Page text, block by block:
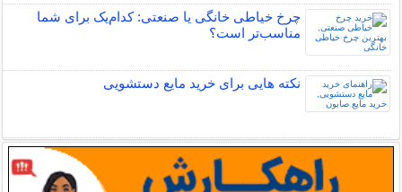
چرخ خیاطی خانگی یا صنعتی: کدام‌یک برای شما
مناسب‌تر است؟
نکته هایی برای خرید مایع دستشویی